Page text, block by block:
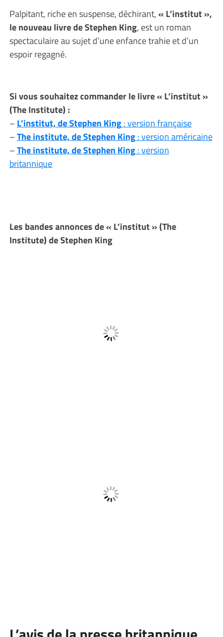
Palpitant, riche en suspense, déchirant,« L’institut »,
le nouveau livre de Stephen King, est un roman
spectaculaire au sujet d’une enfance trahie et d’un
espoir regagné.
Si vous souhaitez commander le livre« L’institut »
(The Institute) :
–L’institut, de Stephen King: version française
–The institute, de Stephen King: version américaine
–The institute, de Stephen King: version
britannique
Les bandes annonces de« L’institut » (The
Institute)de Stephen King